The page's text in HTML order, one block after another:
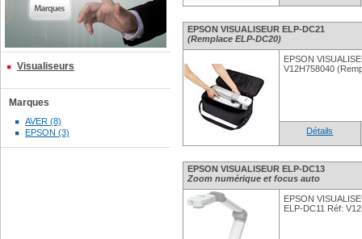
Visualiseurs
Marques
AVER (8)
EPSON (3)
EPSON VISUALISEUR ELP-DC21
(Remplace ELP-DC20)
EPSON
V12H758040
Détails
EPSON VISUALISEUR ELP-DC13
Zoom numérique et focus auto
EPSON
ELP-DC11 Réf: